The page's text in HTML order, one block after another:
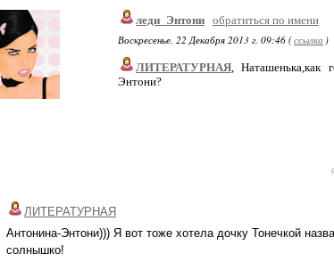
леди_Энтони обратиться по имени
Воскресенье, 22 Декабря 2013 г. 09:46 (ссылка )
ЛИТЕРАТУРНАЯ, Наташенька,как
Энтони?
ЛИТЕРАТУРНАЯ
Антонина-Энтони))) Я вот тоже хотела дочку Тонечкой
солнышко!